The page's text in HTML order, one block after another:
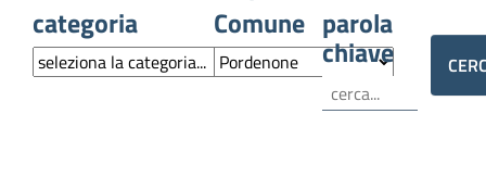
categoria
Comune parola
chiave